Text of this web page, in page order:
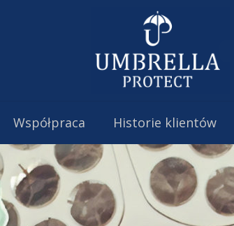
Współpraca Historie klientów